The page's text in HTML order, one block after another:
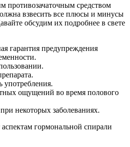
противозачаточным средством
взвесить все плюсы и минусы
обсудим их подробнее в свете
гарантия предупреждения
употребления.
ощущений во время полового
некоторых заболеваниях.
аспектам гормональной спирали